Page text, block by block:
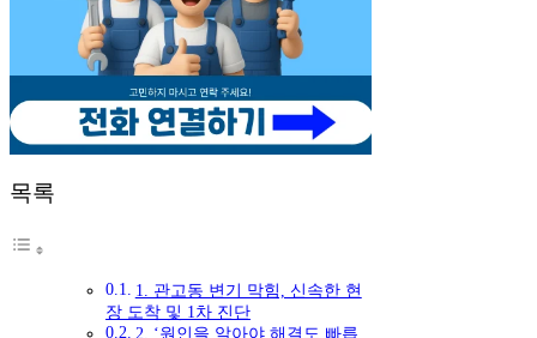
목록
1. 관고동 변기 막힘, 신속한 현
장 도착 및 1차 진단
2. ‘원인을 알아야 해결도 빠릅